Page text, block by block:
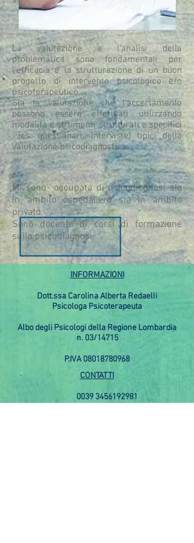
La valutazione e l’analisi della
problematica sono fondamentali per
l’efficacia e la strutturazione di un buon
progetto di intervento psicologico e/o
psicoterapeutico.
Sia la valutazione che l’accertamento
possono essere effettuati utilizzando
modalità e strumenti strutturati e specifici
(es. questionari, interviste) tipici della
valutazione psicodiagnostica.
Mi sono occupata di psicodiagnosi sia
in ambito ospedaliero sia in ambito
privato.
Sono docente di corsi di formazione
sulla psicodiagnosi.
INFORMAZIONI
Dott.ssa Carolina Alberta Redaelli
Psicologa Psicoterapeuta
Albo degli Psicologi della Regione Lombardia
n. 03/14715
P.IVA08018780968
CONTATTI
0039 3456192981